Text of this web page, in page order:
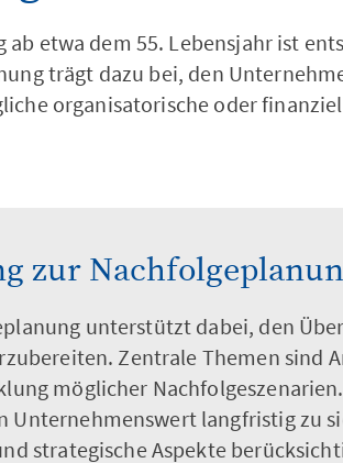
etwa dem 55. Lebensjahr ist
trägt dazu bei, den
organisatorische oder
zur
unterstützt dabei, den
Zentrale Themen sind
möglicher
Unternehmenswert langfristig zu
strategische Aspekte